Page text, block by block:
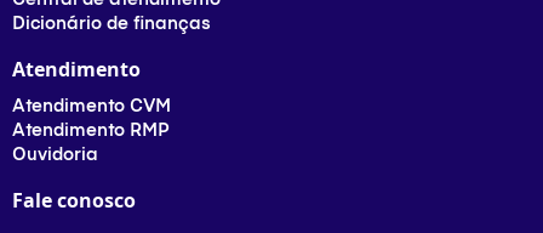
Dicionário de finanças
Atendimento
Atendimento CVM
Atendimento RMP
Ouvidoria
Fale conosco